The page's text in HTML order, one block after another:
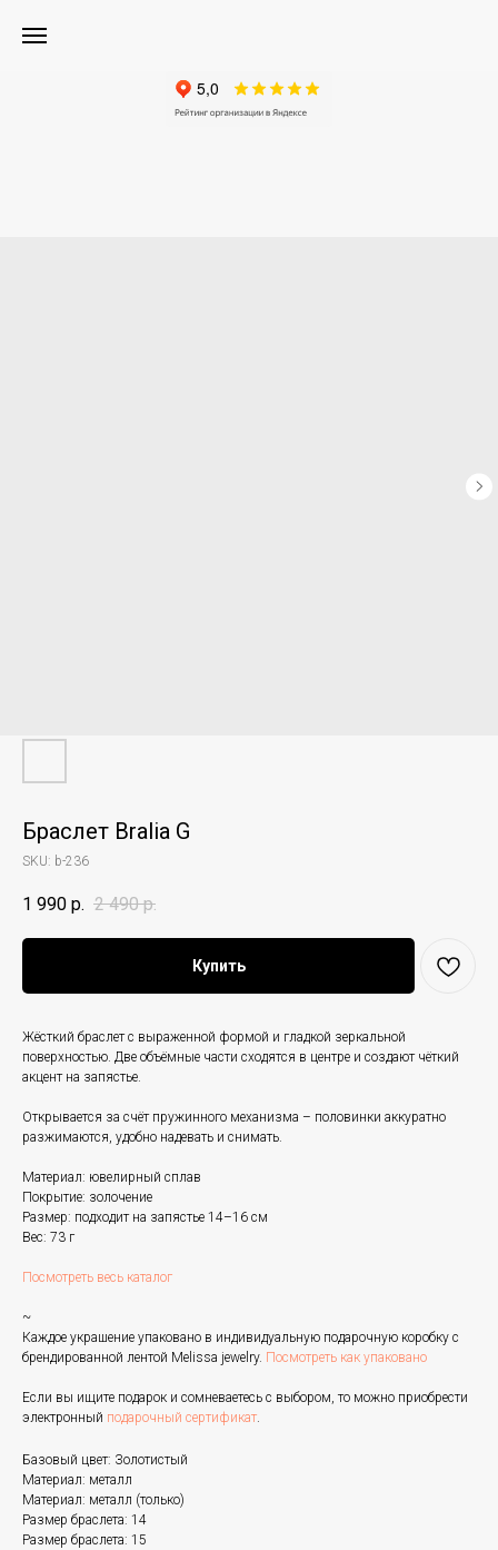
Браслет Bralia G
SKU: b-236
1 990 р. 2 490 р.
Купить
Жёсткий браслет с выраженной формой и гладкой зеркальной
поверхностью. Две объёмные части сходятся в центре и создают чёткий
акцент на запястье.
Открывается за счёт пружинного механизма – половинки аккуратно
разжимаются, удобно надевать и снимать.
Материал: ювелирный сплав
Покрытие: золочение
Размер: подходит на запястье 14–16 см
Вес: 73 г
Посмотреть весь каталог
~
Каждое украшение упаковано в индивидуальную подарочную коробку с
брендированной лентой Melissa jewelry. Посмотреть как упаковано
Если вы ищите подарок и сомневаетесь с выбором, то можно приобрести
электронный подарочный сертификат.
Базовый цвет: Золотистый
Материал: металл
Материал: металл (только)
Размер браслета: 14
Размер браслета: 15